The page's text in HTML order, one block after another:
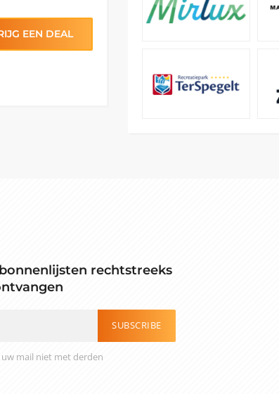
EEN DEAL
rechtstreeks
SUBSCRIBE
mail niet met derden